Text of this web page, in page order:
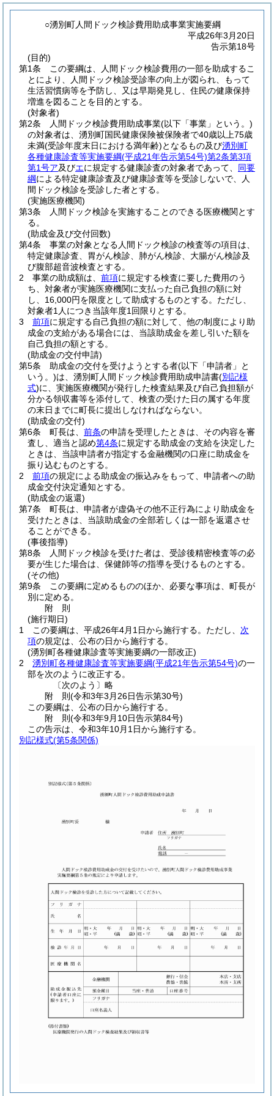
○湧別町人間ドック検診費用助成事業実施要綱
平成26年3月20日
告示第18号
(目的)
第1条
この要綱は、人間ドック検診費用の一部を助成するこ
とにより、人間ドック検診受診率の向上が図られ、もって
生活習慣病等を予防し、又は早期発見し、住民の健康保持
増進を図ることを目的とする。
(対象者)
第2条
人間ドック検診費用助成事業(以下「事業」という。)
の対象者は、湧別町国民健康保険被保険者で40歳以上75歳
未満(受診年度末日における満年齢)となるもの及び湧別町
各種健康診査等実施要綱(平成21年告示第54号)第2条第3項
第1号ア及びエに規定する健康診査の対象者であって、 同要
綱による特定健康診査及び健康診査等を受診しないで、人
間ドック検診を受診した者とする。
(実施医療機関)
第3条
人間ドック検診を実施することのできる医療機関とす
る。
(助成金及び交付回数)
第4条
事業の対象となる人間ドック検診の検査等の項目は、
特定健康診査、胃がん検診、肺がん検診、大腸がん検診及
び腹部超音波検査とする。
2
事業の助成額は、 前項に規定する検査に要した費用のう
ち、対象者が実施医療機関に支払った自己負担の額に対
し、16,000円を限度として助成するものとする。 ただし、
対象者1人につき当該年度1回限りとする。
3
前項に規定する自己負担の額に対して、他の制度により助
成金の支給がある場合には、当該助成金を差し引いた額を
自己負担の額とする。
(助成金の交付申請)
第5条
助成金の交付を受けようとする者(以下「申請者」と
いう。)は、湧別町人間ドック検診費用助成申請書(別記様
式)に、実施医療機関が発行した検査結果及び自己負担額が
分かる領収書等を添付して、検査の受けた日の属する年度
の末日までに町長に提出しなければならない。
(助成金の交付)
第6条
町長は、 前条の申請を受理したときは、その内容を審
査し、適当と認め第4条に規定する助成金の支給を決定した
ときは、当該申請者が指定する金融機関の口座に助成金を
振り込むものとする。
2
前項の規定による助成金の振込みをもって、申請者への助
成金交付決定通知とする。
(助成金の返還)
第7条
町長は、申請者が虚偽その他不正行為により助成金を
受けたときは、当該助成金の全部若しくは一部を返還させ
ることができる。
(事後指導)
第8条
人間ドック検診を受けた者は、受診後精密検査等の必
要が生じた場合は、保健師等の指導を受けるものとする。
(その他)
第9条
この要綱に定めるもののほか、必要な事項は、町長が
別に定める。
附 則
(施行期日)
1
この要綱は、平成26年4月1日から施行する。 ただし、 次
項の規定は、公布の日から施行する。
(湧別町各種健康診査等実施要綱の一部改正)
2
湧別町各種健康診査等実施要綱(平成21年告示第54号)の一
部を次のように改正する。
〔次のよう〕略
附 則(令和3年3月26日告示第30号)
この要綱は、公布の日から施行する。
附 則(令和3年9月10日告示第84号)
この告示は、令和3年10月1日から施行する。
別記様式(第5条関係)